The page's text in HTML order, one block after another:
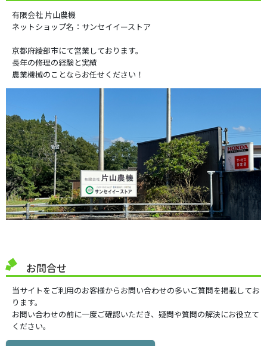
有限会社 片山農機
ネットショップ名：サンセイイーストア
京都府綾部市にて営業しております。
長年の修理の経験と実績
農業機械のことならお任せください！
お問合せ
当サイトをご利用のお客様からお問い合わせの多いご質問を掲載してお
ります。
お問い合わせの前に一度ご確認いただき、疑問や質問の解決にお役立て
ください。